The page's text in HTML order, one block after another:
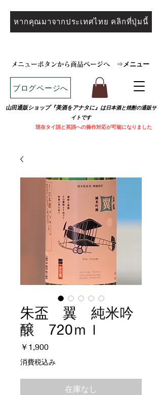
หากคุณมาจากประเทศไทย คลิกที่ปุ่มนี้
メニューボタンから商品ページへ ⇒ メニュー
ブログページへ
山田通販ショップ『美酒をアナタに』は日本酒と焼酎の通販サ
イトです
現在タイ語と英語への操作対応が可能になりました
朱盃 翼 純米吟
醸 720ｍｌ
￥1,900価
消費税込み
在庫なし